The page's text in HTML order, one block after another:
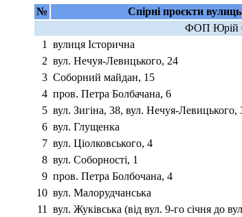
№ Спірні проєкти
ФОП Юрій
1
вулиця Історична
2 вул. Нечуя-Левицького, 24
3 Соборний майдан, 15
4 пров. Петра Болбачана, 6
5 вул. Зигіна, 38, вул. Нечуя-Левицького,
6 вул. Глущенка
7 вул. Ціолковського, 4
8 вул. Соборності, 1
9 пров. Петра Болбочана, 4
10 вул. Малорудчанська
11
вул. Жуківська (від вул. 9-го січня до